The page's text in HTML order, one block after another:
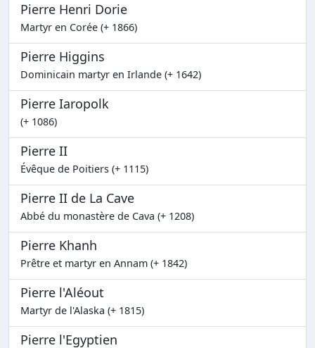
Pierre Henri Dorie
Martyr en Corée (+ 1866)
Pierre Higgins
Dominicain martyr en Irlande (+ 1642)
Pierre Iaropolk
(+ 1086)
Pierre II
Évêque de Poitiers (+ 1115)
Pierre II de La Cave
Abbé du monastère de Cava (+ 1208)
Pierre Khanh
Prêtre et martyr en Annam (+ 1842)
Pierre l'Aléout
Martyr de l'Alaska (+ 1815)
Pierre l'Egyptien